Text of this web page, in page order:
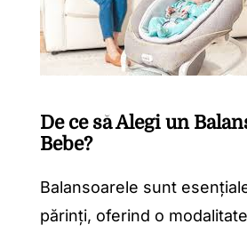
De ce să Alegi un
Bebe?
Balansoarele sunt
părinți, oferind o